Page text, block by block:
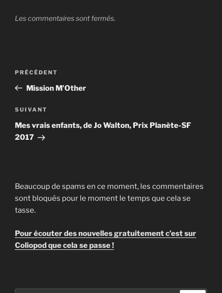
Les commentaires sont fermés.
Navigation
l’article
Article
précédent
PRÉCÉDENT
Mission M’Other
Article
suivant
SUIVANT
Mes vrais enfants, de Jo Walton, Prix Planète-SF
2017
Beaucoup de spams en ce moment, les commentaires
sont bloqués pour le moment le temps que cela se
tasse.
Pour écouter des nouvelles gratuitement c’est sur
Coliopod que cela se passe !